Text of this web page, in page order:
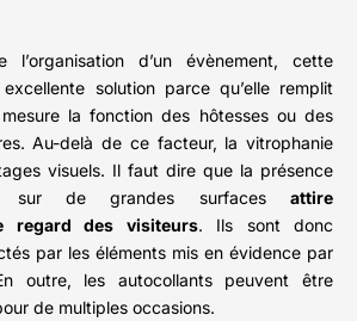
d’un évènement, cette
solution parce qu’elle remplit
la fonction des hôtesses ou des
Au-delà de ce facteur, la vitrophanie
visuels. Il faut dire que la présence
sur de grandes surfaces attire
regard des visiteurs. Ils sont donc
par les éléments mis en évidence par
outre, les autocollants peuvent être
de multiples occasions.